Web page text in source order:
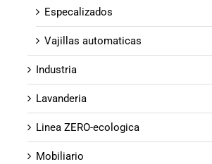
Especalizados
Vajillas automaticas
Industria
Lavanderia
Linea ZERO-ecologica
Mobiliario